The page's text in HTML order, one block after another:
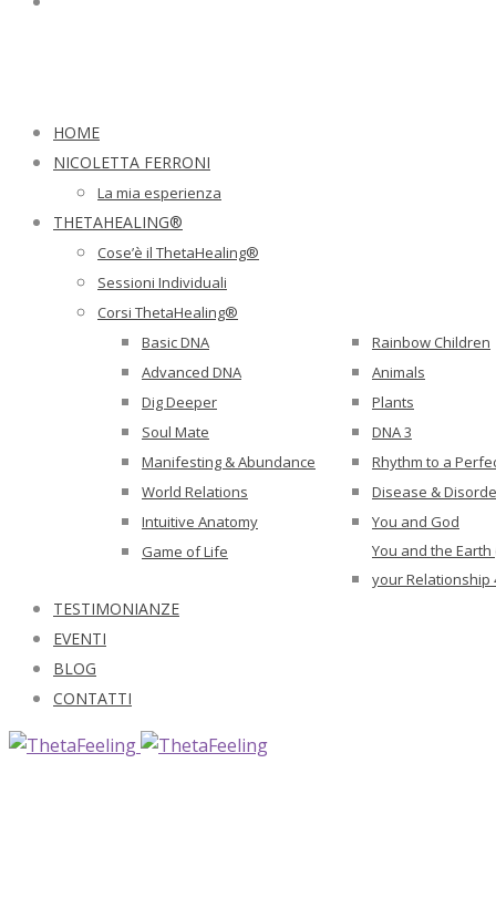
HOME
NICOLETTA FERRONI
La mia esperienza
THETAHEALING®
Cose’è il ThetaHealing®
Sessioni Individuali
Corsi ThetaHealing®
Basic DNA
Advanced DNA
Dig Deeper
Soul Mate
Manifesting & Abundance
World Relations
Intuitive Anatomy
Game of Life
Rainbow Children
Animals
Plants
DNA 3
Rhythm to a
Disease &
You and God
You and the
your Relationship
TESTIMONIANZE
EVENTI
BLOG
CONTATTI